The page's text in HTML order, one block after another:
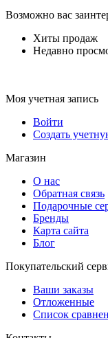
Возможно вас
Хиты продаж
Недавно
Моя учетная запись
Войти
Создать
Магазин
О нас
Обратная связь
Подарочные
Бренды
Карта сайта
Блог
Покупательский
Ваши заказы
Отложенные
Список